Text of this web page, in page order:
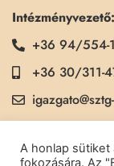
Intézményvezető:
+36 94/554-
+36 30/311-
Titkárság:
+36 30/311-
A honlap sütiket
fokozására. Az